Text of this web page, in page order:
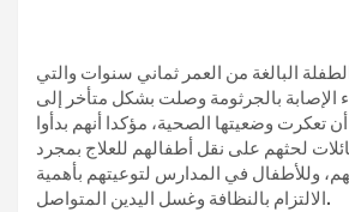
البالغة من العمر ثماني سنوات والتي
الإصابة بالجرثومة وصلت بشكل متأخر إلى
تعكرت وضعيتها الصحية، مؤكدا أنهم بدأوا
لحثهم على نقل أطفالهم للعلاج بمجرد
وللأطفال في المدارس لتوعيتهم بأهمية
الالتزام بالنظافة وغسل اليدين المتواصل.